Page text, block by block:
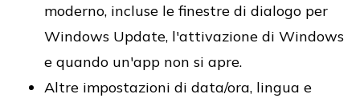
moderno, incluse le finestre di dialogo per
Windows Update, l'attivazione di Windows
e quando un'app non si apre.
Altre impostazioni di data/ora, lingua e